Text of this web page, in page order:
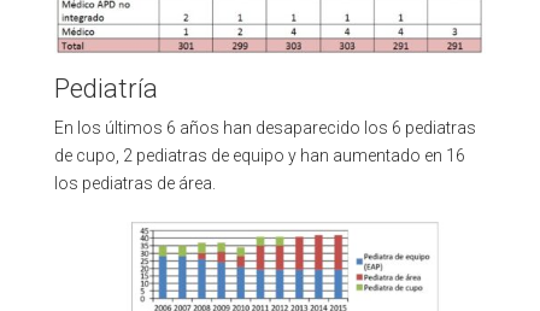
Pediatría
En los últimos 6 años han desaparecido los 6 pediatras
de cupo, 2 pediatras de equipo y han aumentado en 16
los pediatras de área.